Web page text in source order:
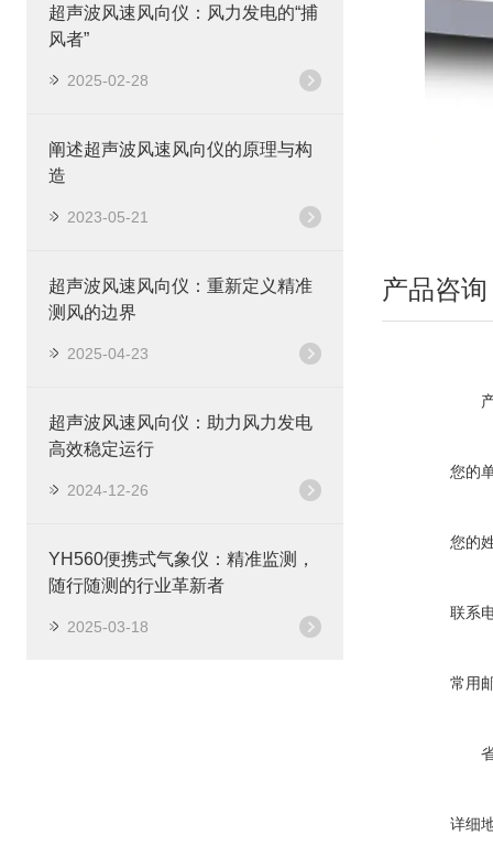
超声波风速风向仪：风力发电的“捕
风者”
2025-02-28
阐述超声波风速风向仪的原理与构
造
2023-05-21
超声波风速风向仪：重新定义精准
测风的边界
2025-04-23
超声波风速风向仪：助力风力发电
高效稳定运行
2024-12-26
YH560便携式气象仪：精准监测，
随行随测的行业革新者
2025-03-18
产品咨询
您的
您的
联系
常用
详细